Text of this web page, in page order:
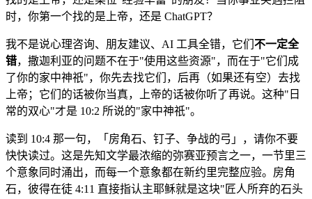
时，你第一个找的是上帝，还是 ChatGPT？
我不是说心理咨询、朋友建议、AI 工具全错，它们 不一定全
错，撒迦利亚的问题不在于"使用这些资源"，而在于"它们成
了你的家中神祇"，你先去找它们，后再（如果还有空）去找
上帝；它们的话被你当真，上帝的话被你听了再说。这种"日
常的双心"才是 10:2 所说的"家中神祇"。
读到 10:4 那一句，「房角石、钉子、争战的弓」，请你不要
快快读过。这是先知文学最浓缩的弥赛亚预言之一，一节里三
个意象同时涌出，而每一个意象都在新约里完整应验。房角
石，彼得在徒 4:11 直接指认主耶稣就是这块"匠人所弃的石头